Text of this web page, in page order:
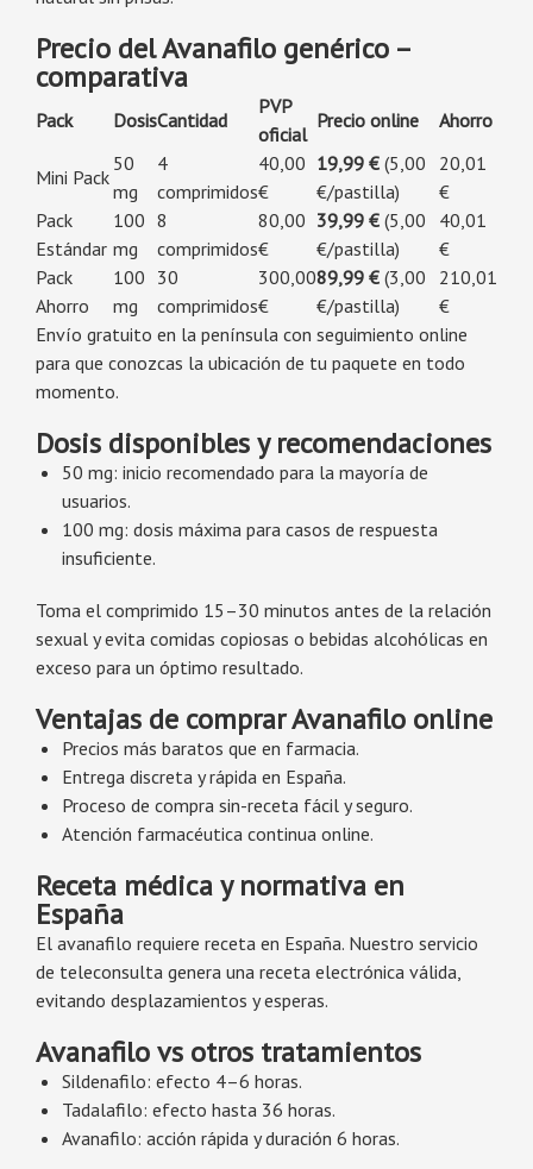
Precio del Avanafilo genérico –
comparativa
Pack DosisCantidad
PVP
oficial
Precio online Ahorro
Mini Pack
50
mg
4
comprimidos
40,00
€
19,99 € (5,00
€/pastilla)
20,01
€
Pack
Estándar
100
mg
8
comprimidos
80,00
€
39,99 € (5,00
€/pastilla)
40,01
€
Pack
Ahorro
100
mg
30
comprimidos
300,00
€
89,99 € (3,00
€/pastilla)
210,01
€
Envío gratuito en la península con seguimiento online
para que conozcas la ubicación de tu paquete en todo
momento.
Dosis disponibles y recomendaciones
50 mg: inicio recomendado para la mayoría de
usuarios.
100 mg: dosis máxima para casos de respuesta
insuficiente.
Toma el comprimido 15–30 minutos antes de la relación
sexual y evita comidas copiosas o bebidas alcohólicas en
exceso para un óptimo resultado.
Ventajas de comprar Avanafilo online
Precios más baratos que en farmacia.
Entrega discreta y rápida en España.
Proceso de compra sin-receta fácil y seguro.
Atención farmacéutica continua online.
Receta médica y normativa en
España
El avanafilo requiere receta en España. Nuestro servicio
de teleconsulta genera una receta electrónica válida,
evitando desplazamientos y esperas.
Avanafilo vs otros tratamientos
Sildenafilo: efecto 4–6 horas.
Tadalafilo: efecto hasta 36 horas.
Avanafilo: acción rápida y duración 6 horas.